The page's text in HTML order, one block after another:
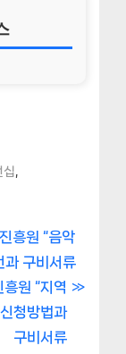
십
흥원 “음악
과 구비서류
원 “지역
청방법과
구비서류